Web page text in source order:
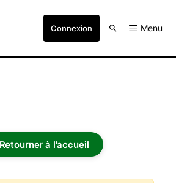
Connexion Menu
Retourner à l'accueil